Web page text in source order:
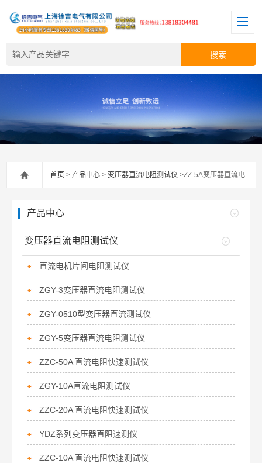
首页 >产品中心 > 变压器直流电阻测试仪 >ZZ-5A变压器直流电阻测试仪
产品中心
变压器直流电阻测试仪
直流电机片间电阻测试仪
ZGY-3变压器直流电阻测试仪
ZGY-0510型变压器直流测试仪
ZGY-5变压器直流电阻测试仪
ZZC-50A 直流电阻快速测试仪
ZGY-10A直流电阻测试仪
ZZC-20A 直流电阻快速测试仪
YDZ系列变压器直阻速测仪
ZZC-10A 直流电阻快速测试仪